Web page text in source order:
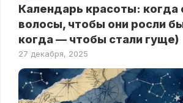
Календарь красоты: когда
волосы, чтобы они росли
когда — чтобы стали гуще)
27 декабря, 2025